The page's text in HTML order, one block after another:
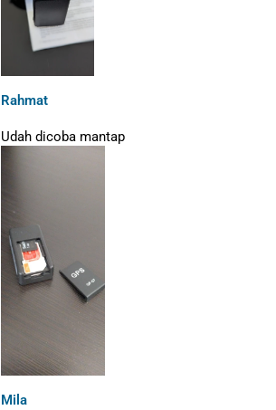
Rahmat
Udah dicoba mantap
Mila